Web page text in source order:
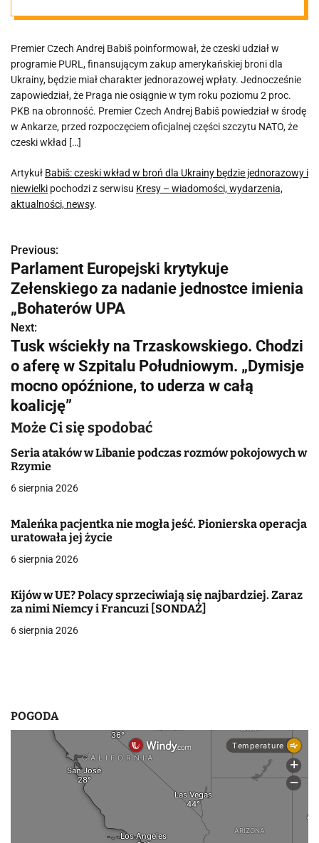
jednorazowy i
niewielki
Premier Czech Andrej Babiš poinformował, że czeski udział w
programie PURL, finansującym zakup amerykańskiej broni dla
Ukrainy, będzie miał charakter jednorazowej wpłaty. Jednocześnie
zapowiedział, że Praga nie osiągnie w tym roku poziomu 2 proc.
PKB na obronność. Premier Czech Andrej Babiš powiedział w środę
w Ankarze, przed rozpoczęciem oficjalnej części szczytu NATO, że
czeski wkład […]
Artykuł Babiš: czeski wkład w broń dla Ukrainy będzie jednorazowy i
niewielki pochodzi z serwisu Kresy – wiadomości, wydarzenia,
aktualności, newsy.
N
a
w
i
g
a
c
j
a
w
p
i
u
Previous:
Parlament Europejski krytykuje
Zełenskiego za nadanie jednostce imienia
„Bohaterów UPA
Next:
Tusk wściekły na Trzaskowskiego. Chodzi
o aferę w Szpitalu Południowym. „Dymisje
mocno opóźnione, to uderza w całą
koalicję”
Może Ci się spodobać
Seria ataków w Libanie podczas rozmów pokojowych w
Rzymie
6 sierpnia 2026
Maleńka pacjentka nie mogła jeść. Pionierska operacja
uratowała jej życie
6 sierpnia 2026
Kijów w UE? Polacy sprzeciwiają się najbardziej. Zaraz
za nimi Niemcy i Francuzi [SONDAŻ]
6 sierpnia 2026
POGODA